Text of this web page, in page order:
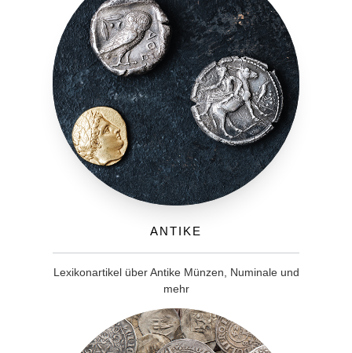
Antike
Lexikonartikel über Antike Münzen, Numinale und
mehr